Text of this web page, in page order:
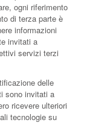
ogni riferimento
di terza parte è
informazioni
invitati a
servizi terzi
delle
sono invitati a
ricevere ulteriori
tecnologie su